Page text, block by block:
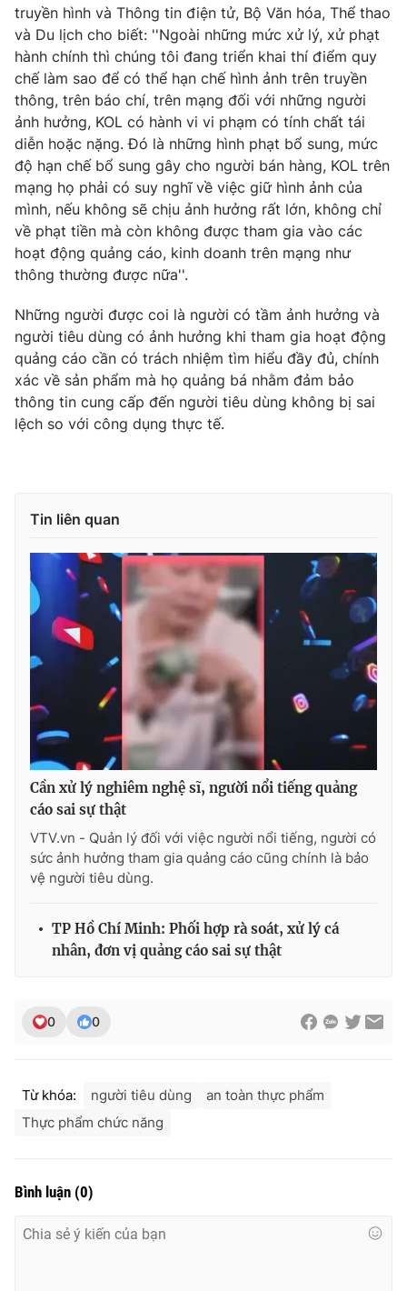
truyền hình và Thông tin điện tử, Bộ Văn hóa, Thể thao
và Du lịch cho biết: ''Ngoài những mức xử lý, xử phạt
hành chính thì chúng tôi đang triển khai thí điểm quy
chế làm sao để có thể hạn chế hình ảnh trên truyền
thông, trên báo chí, trên mạng đối với những người
ảnh hưởng, KOL có hành vi vi phạm có tính chất tái
diễn hoặc nặng. Đó là những hình phạt bổ sung, mức
độ hạn chế bổ sung gây cho người bán hàng, KOL trên
mạng họ phải có suy nghĩ về việc giữ hình ảnh của
mình, nếu không sẽ chịu ảnh hưởng rất lớn, không chỉ
về phạt tiền mà còn không được tham gia vào các
hoạt động quảng cáo, kinh doanh trên mạng như
thông thường được nữa''.
Những người được coi là người có tầm ảnh hưởng và
người tiêu dùng có ảnh hưởng khi tham gia hoạt động
quảng cáo cần có trách nhiệm tìm hiểu đầy đủ, chính
xác về sản phẩm mà họ quảng bá nhằm đảm bảo
thông tin cung cấp đến người tiêu dùng không bị sai
lệch so với công dụng thực tế.
Tin liên quan
Cần xử lý nghiêm nghệ sĩ, người nổi tiếng quảng
cáo sai sự thật
VTV.vn - Quản lý đối với việc người nổi tiếng, người có
sức ảnh hưởng tham gia quảng cáo cũng chính là bảo
vệ người tiêu dùng.
TP Hồ Chí Minh: Phối hợp rà soát, xử lý cá
nhân, đơn vị quảng cáo sai sự thật
0 0
Từ khóa: người tiêu dùng
an toàn thực phẩm
Thực phẩm chức năng
Bình luận (0)